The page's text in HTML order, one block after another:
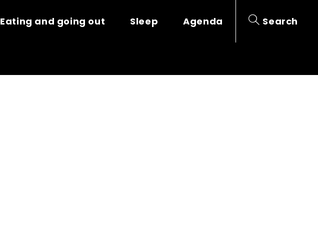
Eating and going out Sleep Agenda Search